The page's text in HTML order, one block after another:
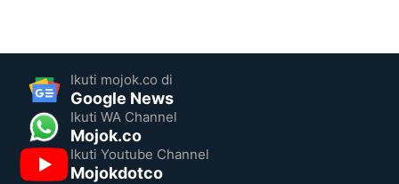
Ikuti mojok.co di
Google News
Ikuti WA Channel
Mojok.co
Ikuti Youtube Channel
Mojokdotco